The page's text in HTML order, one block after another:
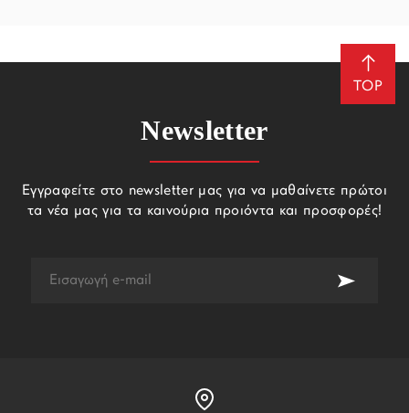
TOP
Newsletter
Εγγραφείτε στο newsletter μας για να μαθαίνετε πρώτοι
τα νέα μας για τα καινούρια προιόντα και προσφορές!